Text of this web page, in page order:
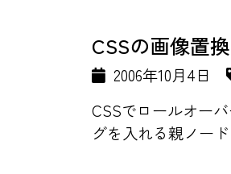
CSSの画像置
2006年10月4日
CSSでロールオー
グを入れる親ノー